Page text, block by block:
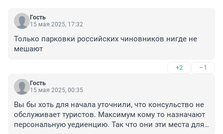
Гость
15 мая 2025, 17:32
Только парковки российских чиновников нигде не
мешают
+2 –1
Гость
15 мая 2025, 00:35
Вы бы хоть для начала уточнили, что консульство не
обслуживает туристов. Максимум кому то назначают
персональную уедиенцию. Так что они эти места для